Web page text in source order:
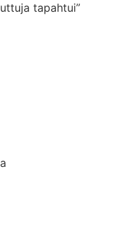
tapahtui”